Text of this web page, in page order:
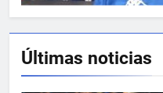
Últimas noticias
5